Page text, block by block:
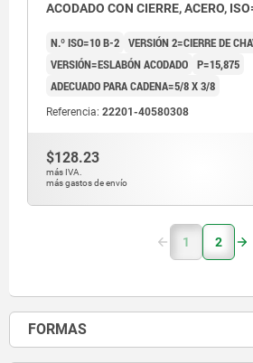
ACODADO CON CIERRE, ACERO,
N.º ISO=10 B-2 VERSIÓN 2=CIERRE DE
VERSIÓN=ESLABÓN ACODADO P=15,875
ADECUADO PARA CADENA=5/8 X 3/8
Referencia: 22201-40580308
$128.23
más IVA.
más gastos de envío
1 2
FORMAS